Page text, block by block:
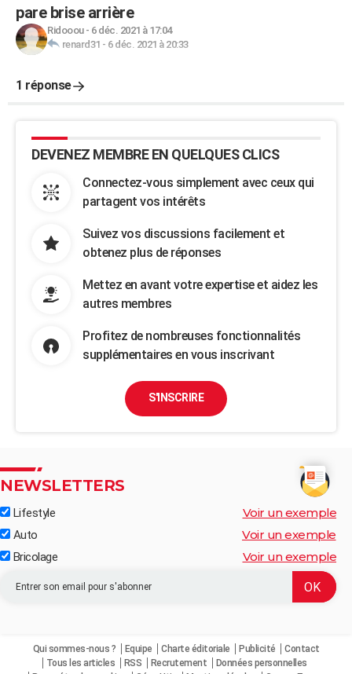
pare brise arrière
Ridooou- 6 déc. 2021 à 17:04
renard31 - 6 déc. 2021 à 20:33
1 réponse
DEVENEZ MEMBRE EN QUELQUES CLICS
Connectez-vous simplement avec ceux qui
partagent vos intérêts
Suivez vos discussions facilement et
obtenez plus de réponses
Mettez en avant votre expertise et aidez les
autres membres
Profitez de nombreuses fonctionnalités
supplémentaires en vous inscrivant
S'INSCRIRE
NEWSLETTERS
Lifestyle Voir un exemple
Auto Voir un exemple
Bricolage Voir un exemple
Qui sommes-nous ? Equipe Charte éditoriale Publicité
Contact
Tous les articles
RSS Recrutement
Données personnelles